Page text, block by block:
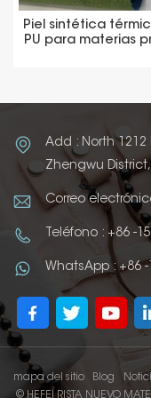
Piel sintética
PU para materias
Add : North 1212
Zhengwu
Correo
Teléfono : +86 -
WhatsApp : +86 -
mapa del sitio Blog
© HEFEI RISTA NUEVO